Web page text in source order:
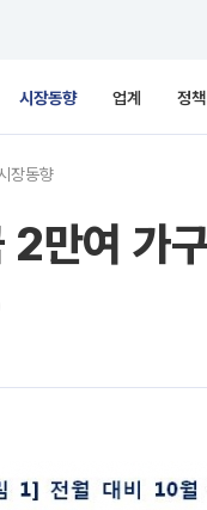
시장동향 업계 정책
장동향
2만여